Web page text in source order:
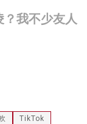
我不少友人
TikTok